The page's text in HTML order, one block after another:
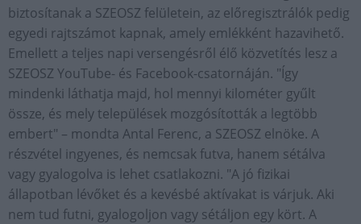
biztosítanak a SZEOSZ felületein, az előregisztrálók pedig
egyedi rajtszámot kapnak, amely emlékként hazavihető.
Emellett a teljes napi versengésről élő közvetítés lesz a
SZEOSZ YouTube- és Facebook-csatornáján. "Így
mindenki láthatja majd, hol mennyi kilométer gyűlt
össze, és mely települések mozgósították a legtöbb
embert" – mondta Antal Ferenc, a SZEOSZ elnöke. A
részvétel ingyenes, és nemcsak futva, hanem sétálva
vagy gyalogolva is lehet csatlakozni. "A jó fizikai
állapotban lévőket és a kevésbé aktívakat is várjuk. Aki
nem tud futni, gyalogoljon vagy sétáljon egy kört. A